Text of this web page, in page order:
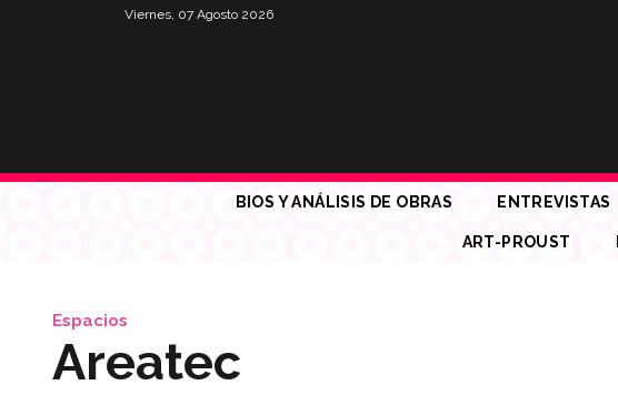
Viernes, 07 Agosto 2026
BIOS Y ANÁLISIS DE OBRAS ENTREVISTAS
ART-PROUST
Espacios
Areatec